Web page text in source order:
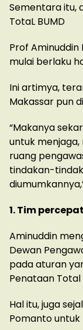
Sementara itu,
TotaL BUMD
Prof
mulai berlaku
Ini artimya,
Makassar pun
“Makanya
untuk
ruang
tindakan-
1. Tim
Aminuddin
Dewan
pada aturan
Penataan Total
Hal itu, juga
Pomanto